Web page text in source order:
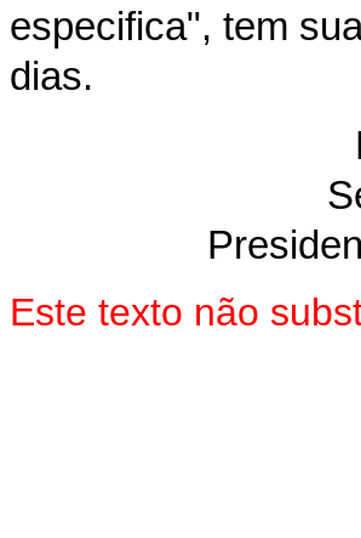
especifica", tem
dias.
Este texto não